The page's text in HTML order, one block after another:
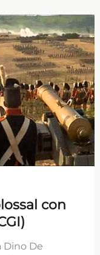
con
Dino De